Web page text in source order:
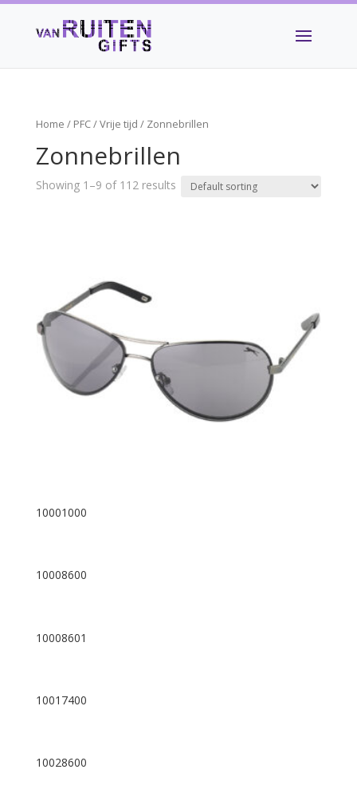
Home / PFC/Vrije tijd / Zonnebrillen
Zonnebrillen
Showing 1–9 of 112 results
10001000
10008600
10008601
10017400
10028600